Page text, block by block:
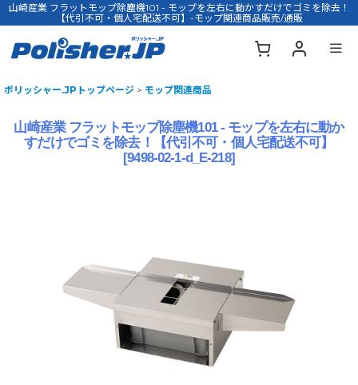
山崎産業 フラットモップ除塵機101 - モップを左右に動かすだけでゴミを除去！
【代引不可・個人宅配送不可】-モップ関連商品販売/通販
ポリッシャー.JPトップページ > モップ関連商品
山崎産業 フラットモップ除塵機101 - モップを左右に動か
すだけでゴミを除去！【代引不可・個人宅配送不可】
[9498-02-1-d_E-218]